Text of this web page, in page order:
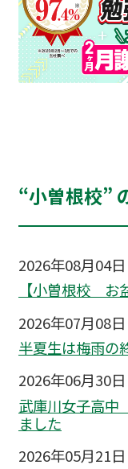
“小曽根校”
2026年08月04日
【小曽根校 お
2026年07月08日
半夏生は梅雨の
2026年06月30日
武庫川女子高
ました
2026年05月21日